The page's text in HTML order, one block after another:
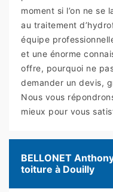
moment si l’on ne se
au traitement
équipe
et une énorme
offre, pourquoi ne
demander un devis,
Nous vous
mieux pour vous
BELLONET
toiture à Douilly